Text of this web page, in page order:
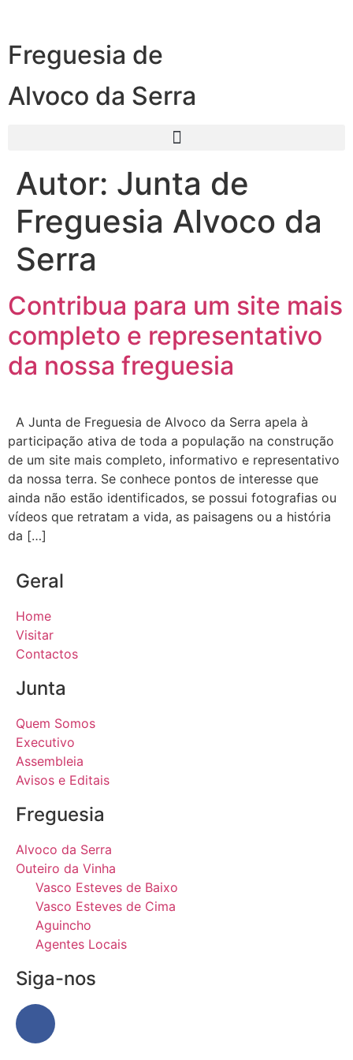
Freguesia de
Alvoco da Serra
Autor: Junta de
Freguesia Alvoco da
Serra
Contribua para um site mais
completo e representativo
da nossa freguesia
A Junta de Freguesia de Alvoco da Serra apela à
participação ativa de toda a população na construção
de um site mais completo, informativo e representativo
da nossa terra. Se conhece pontos de interesse que
ainda não estão identificados, se possui fotografias ou
vídeos que retratam a vida, as paisagens ou a história
da […]
Geral
Home
Visitar
Contactos
Junta
Quem Somos
Executivo
Assembleia
Avisos e Editais
Freguesia
Alvoco da Serra
Outeiro da Vinha
Vasco Esteves de Baixo
Vasco Esteves de Cima
Aguincho
Agentes Locais
Siga-nos